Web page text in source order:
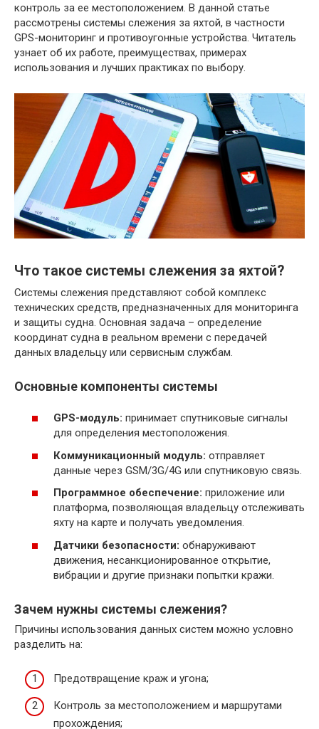
контроль за ее местоположением. В данной статье
рассмотрены системы слежения за яхтой, в частности
GPS-мониторинг и противоугонные устройства. Читатель
узнает об их работе, преимуществах, примерах
использования и лучших практиках по выбору.
Что такое системы слежения за яхтой?
Системы слежения представляют собой комплекс
технических средств, предназначенных для мониторинга
и защиты судна. Основная задача – определение
координат судна в реальном времени с передачей
данных владельцу или сервисным службам.
Основные компоненты системы
GPS-модуль: принимает спутниковые сигналы
для определения местоположения.
Коммуникационный модуль: отправляет
данные через GSM/3G/4G или спутниковую связь.
Программное обеспечение: приложение или
платформа, позволяющая владельцу отслеживать
яхту на карте и получать уведомления.
Датчики безопасности: обнаруживают
движения, несанкционированное открытие,
вибрации и другие признаки попытки кражи.
Зачем нужны системы слежения?
Причины использования данных систем можно условно
разделить на:
Предотвращение краж и угона;
Контроль за местоположением и маршрутами
прохождения;